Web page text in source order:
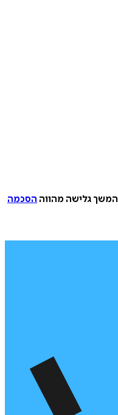
המשך גלישה מהווה הסכמה